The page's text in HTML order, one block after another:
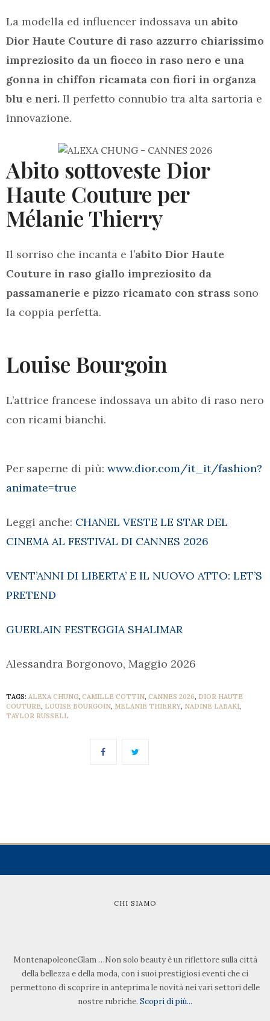
La modella ed influencer indossava un abito
Dior Haute Couture di raso azzurro chiarissimo
impreziosito da un fiocco in raso nero e una
gonna in chiffon ricamata con fiori in organza
blu e neri. Il perfetto connubio tra alta sartoria e
innovazione.
Abito sottoveste Dior
Haute Couture per
Mélanie Thierry
Il sorriso che incanta e l’abito Dior Haute
Couture in raso giallo impreziosito da
passamanerie e pizzo ricamato con strass sono
la coppia perfetta.
Louise Bourgoin
L’attrice francese indossava un abito di raso nero
con ricami bianchi.
Per saperne di più: www.dior.com/it_it/fashion?
animate=true
Leggi anche: CHANEL VESTE LE STAR DEL
CINEMA AL FESTIVAL DI CANNES 2026
VENT’ANNI DI LIBERTA’ E IL NUOVO ATTO: LET’S
PRETEND
GUERLAIN FESTEGGIA SHALIMAR
Alessandra Borgonovo, Maggio 2026
TAGS: ALEXA CHUNG, CAMILLE COTTIN, CANNES 2026, DIOR HAUTE
COUTURE, LOUISE BOURGOIN, MELANIE THIERRY, NADINE LABAKI,
TAYLOR RUSSELL
CHI SIAMO
MontenapoleoneGlam …Non solo beauty è un riflettore sulla città
della bellezza e della moda, con i suoi prestigiosi eventi che ci
permettono di scoprire in anteprima le novità nei vari settori delle
nostre rubriche. Scopri di più...